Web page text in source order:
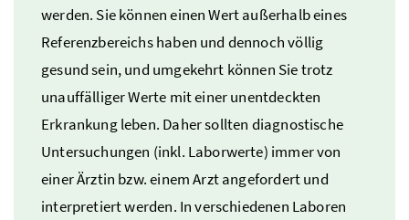
werden. Sie können einen Wert außerhalb eines
Referenzbereichs haben und dennoch völlig
gesund sein, und umgekehrt können Sie trotz
unauffälliger Werte mit einer unentdeckten
Erkrankung leben. Daher sollten diagnostische
Untersuchungen (inkl. Laborwerte) immer von
einer Ärztin bzw.einem Arzt angefordert und
interpretiert werden. In verschiedenen Laboren